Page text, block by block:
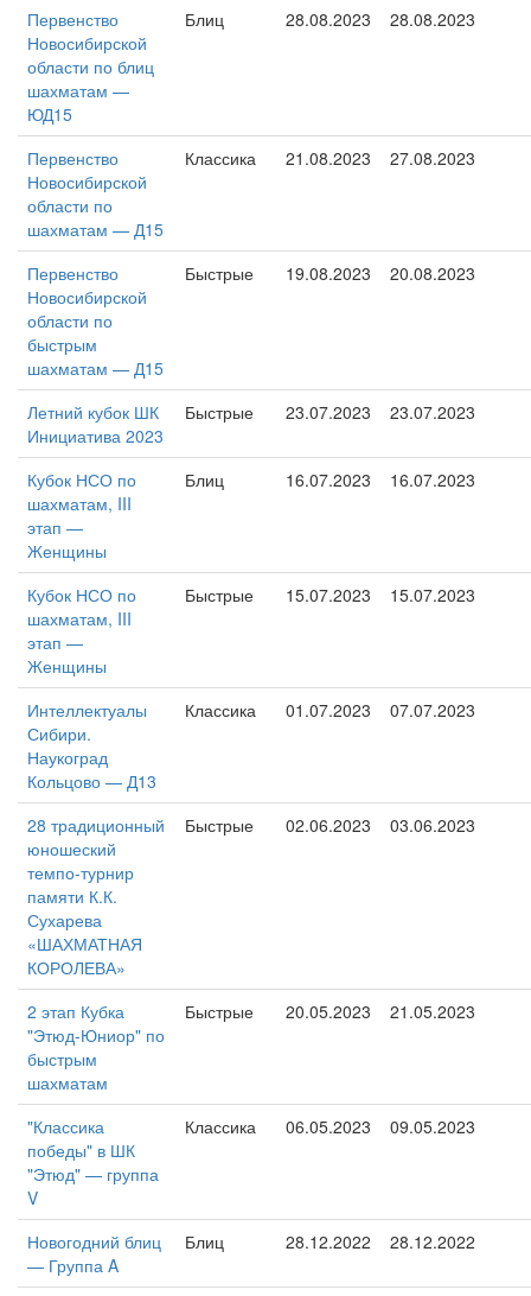
Первенство
Новосибирской
области по блиц
шахматам —
ЮД15
Блиц 28.08.2023 28.08.2023
Первенство
Новосибирской
области по
шахматам — Д15
Классика 21.08.2023 27.08.2023
Первенство
Новосибирской
области по
быстрым
шахматам — Д15
Быстрые 19.08.2023 20.08.2023
Летний кубок ШК
Инициатива 2023
Быстрые 23.07.2023 23.07.2023
Кубок НСО по
шахматам, III
этап —
Женщины
Блиц 16.07.2023 16.07.2023
Кубок НСО по
шахматам, III
этап —
Женщины
Быстрые 15.07.2023 15.07.2023
Интеллектуалы
Сибири.
Наукоград
Кольцово — Д13
Классика 01.07.2023 07.07.2023
28 традиционный
юношеский
темпо-турнир
памяти К.К.
Сухарева
«ШАХМАТНАЯ
КОРОЛЕВА»
Быстрые 02.06.2023 03.06.2023
2 этап Кубка
"Этюд-Юниор" по
быстрым
шахматам
Быстрые 20.05.2023 21.05.2023
"Классика
победы" в ШК
"Этюд" — группа
V
Классика 06.05.2023 09.05.2023
Новогодний блиц
— Группа A
Блиц 28.12.2022 28.12.2022